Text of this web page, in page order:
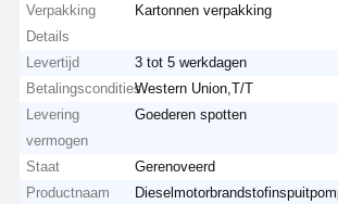
Verpakking
Details
Kartonnen verpakking
Levertijd
3 tot 5 werkdagen
BetalingsconditiesWestern Union,T/T
Levering
vermogen
Goederen spotten
Staat
Gerenoveerd
Productnaam